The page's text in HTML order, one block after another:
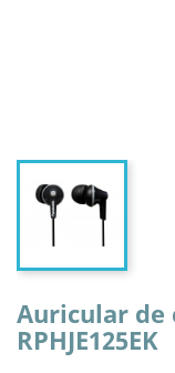
Auricular de
RPHJE125EK